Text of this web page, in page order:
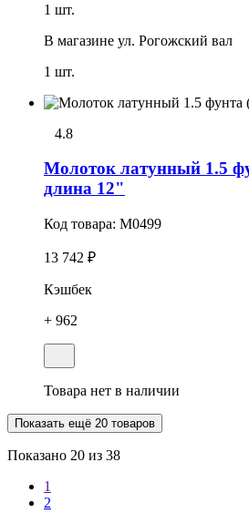
1 шт.
В магазине ул. Рогожский вал
1 шт.
4.8
Молоток латунный 1.5
длина 12"
Код товара: M0499
13 742 ₽
Кэшбек
+ 962
Товара нет в наличии
Показать ещё 20 товаров
Показано 20 из 38
1
2